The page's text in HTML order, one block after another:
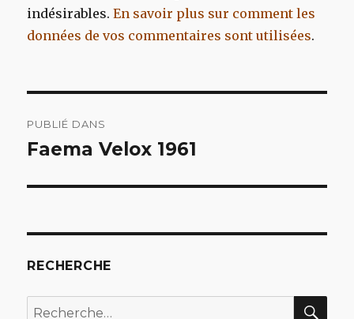
indésirables.En savoir plus sur comment les
données de vos commentaires sont utilisées.
de
PUBLIÉ DANS
Faema Velox 1961
RECHERCHE
Recherche